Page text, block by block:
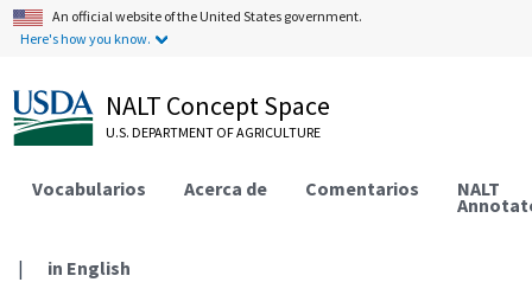
An official website of the United States government.
Here's how you know.
NALT Concept Space
U.S. DEPARTMENT OF AGRICULTURE
Vocabularios Acerca de Comentarios NALT
| in English